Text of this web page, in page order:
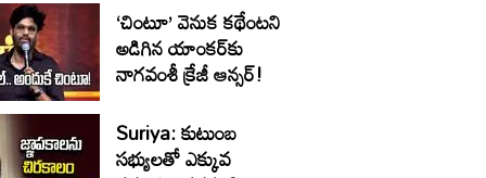
‘చింటూ’ వెనుక కథేంటని
అడిగిన యాంకర్‌కు
నాగవంశీ క్రేజీ ఆన్సర్!
Suriya: కుటుంబ
సభ్యులతో ఎక్కువ